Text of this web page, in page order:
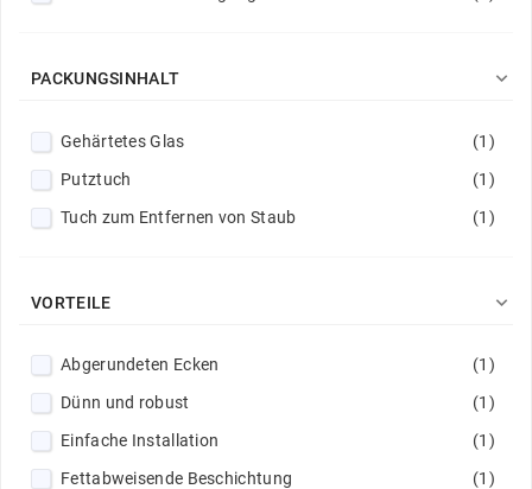
PACKUNGSINHALT 
Gehärtetes Glas
(1)
Putztuch
(1)
Tuch zum Entfernen von Staub
(1)
VORTEILE 
Abgerundeten Ecken
(1)
Dünn und robust
(1)
Einfache Installation
(1)
Fettabweisende Beschichtung
(1)